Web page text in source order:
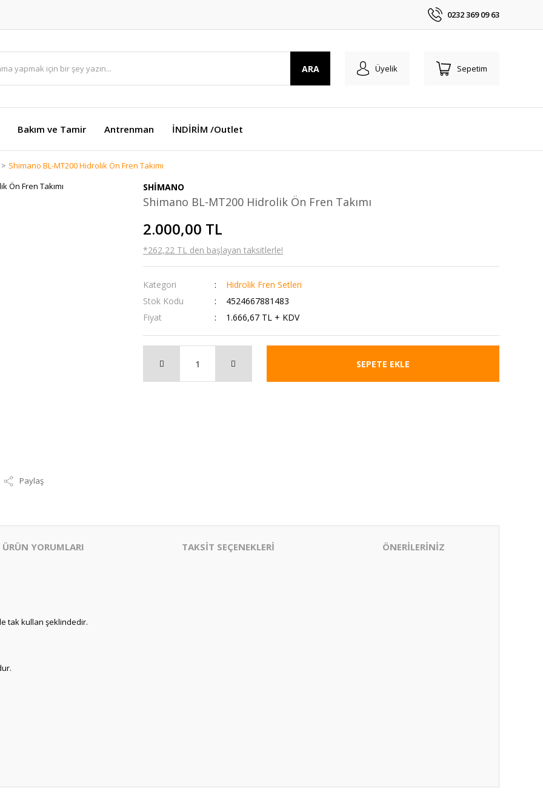
0232 369 09 63
ARA Üyelik Sepetim
Bakım ve Tamir Antrenman İNDİRİM /Outlet
Shimano BL-MT200 Hidrolik Ön Fren Takımı
Paylaş
SHİMANO
Shimano BL-MT200 Hidrolik Ön Fren Takımı
2.000,00 TL
*262,22 TL den başlayan taksitlerle!
Kategori
Hidrolik Fren Setleri
Stok Kodu
4524667881483
Fiyat
1.666,67 TL + KDV
SEPETE EKLE
ÜRÜN YORUMLARI TAKSİT SEÇENEKLERİ ÖNERİLERİNİZ
tak kullan şeklindedir.